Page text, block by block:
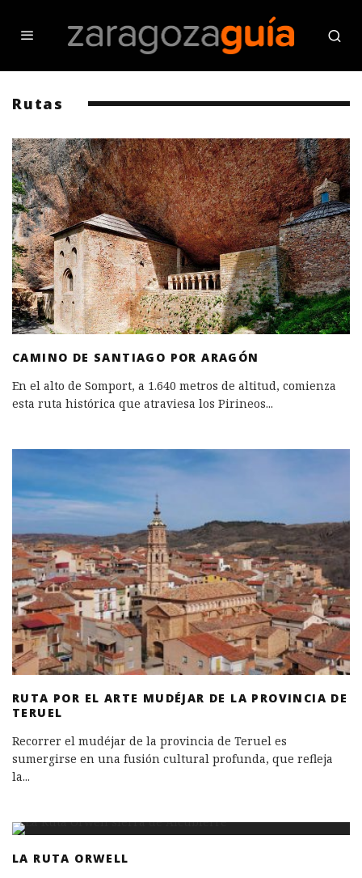
Rutas
CAMINO DE SANTIAGO POR ARAGÓN
En el alto de Somport, a 1.640 metros de altitud, comienza
esta ruta histórica que atraviesa los Pirineos...
RUTA POR EL ARTE MUDÉJAR DE LA PROVINCIA DE
TERUEL
Recorrer el mudéjar de la provincia de Teruel es
sumergirse en una fusión cultural profunda, que refleja
la...
LA RUTA ORWELL